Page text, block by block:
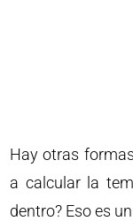
Hay otras
a calcular la
dentro? Eso es